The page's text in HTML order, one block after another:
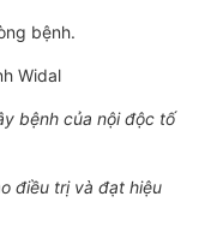
bệnh.
Widal
bệnh của nội độc tố
điều trị và đạt hiệu